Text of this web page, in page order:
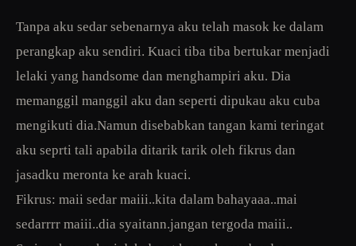
Tanpa aku sedar sebenarnya aku telah masok ke dalam
perangkap aku sendiri. Kuaci tiba tiba bertukar menjadi
lelaki yang handsome dan menghampiri aku. Dia
memanggil manggil aku dan seperti dipukau aku cuba
mengikuti dia.Namun disebabkan tangan kami teringat
aku seprti tali apabila ditarik tarik oleh fikrus dan
jasadku meronta ke arah kuaci.
Fikrus: maii sedar maiii..kita dalam bahayaaa..mai
sedarrrr maiii..dia syaitann.jangan tergoda maiii..